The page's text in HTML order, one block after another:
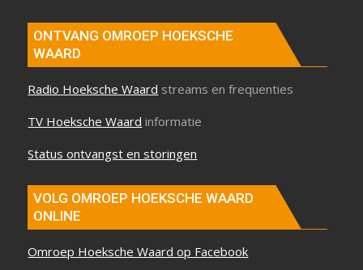
ONTVANG OMROEP HOEKSCHE
WAARD
Radio Hoeksche Waard streams en frequenties
TV Hoeksche Waard informatie
Status ontvangst en storingen
VOLG OMROEP HOEKSCHE WAARD
ONLINE
Omroep Hoeksche Waard op Facebook